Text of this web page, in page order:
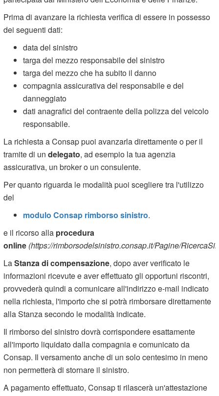
Prima di avanzare la richiesta verifica di essere in possesso
dei seguenti dati:
data del sinistro
targa del mezzo responsabile del sinistro
targa del mezzo che ha subito il danno
compagnia assicurativa del responsabile e del
danneggiato
dati anagrafici del contraente della polizza del veicolo
responsabile.
La richiesta a Consap puoi avanzarla direttamente o per il
tramite di undelegato, ad esempio la tua agenzia
assicurativa, un broker o un consulente.
Per quanto riguarda le modalità puoi scegliere tra l'utilizzo
del
modulo Consap rimborso sinistro.
e il ricorso alla procedura
online (https://rimborsodelsinistro.consap.it/Pagine/
LaStanza di compensazione, dopo aver verificato le
informazioni ricevute e aver effettuato gli opportuni riscontri,
provvederà quindi a comunicare all'indirizzo e-mail indicato
nella richiesta, l'importo che si potrà rimborsare direttamente
alla Stanza secondo le modalità indicate.
Il rimborso del sinistro dovrà corrispondere esattamente
all'importo liquidato dalla compagnia e comunicato da
Consap. Il versamento anche di un solo centesimo in meno
non permetterà di stornare il sinistro.
A pagamento effettuato, Consap ti rilascerà un'attestazione